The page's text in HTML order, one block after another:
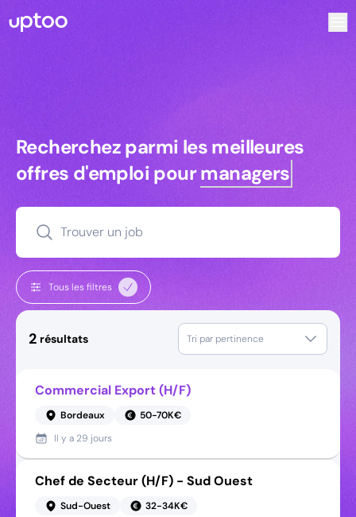
Recherchez parmi les meilleures
Recherchez parmi les meilleures
offres d'emploi pourmanagers
Trouver un job
Tous les filtres
2 résultats Tri par pertinence
Commercial Export (H/F)
Bordeaux
50-70K€
Il y a 29 jours
Chef de Secteur (H/F) - Sud Ouest
Sud-Ouest
32-34K€